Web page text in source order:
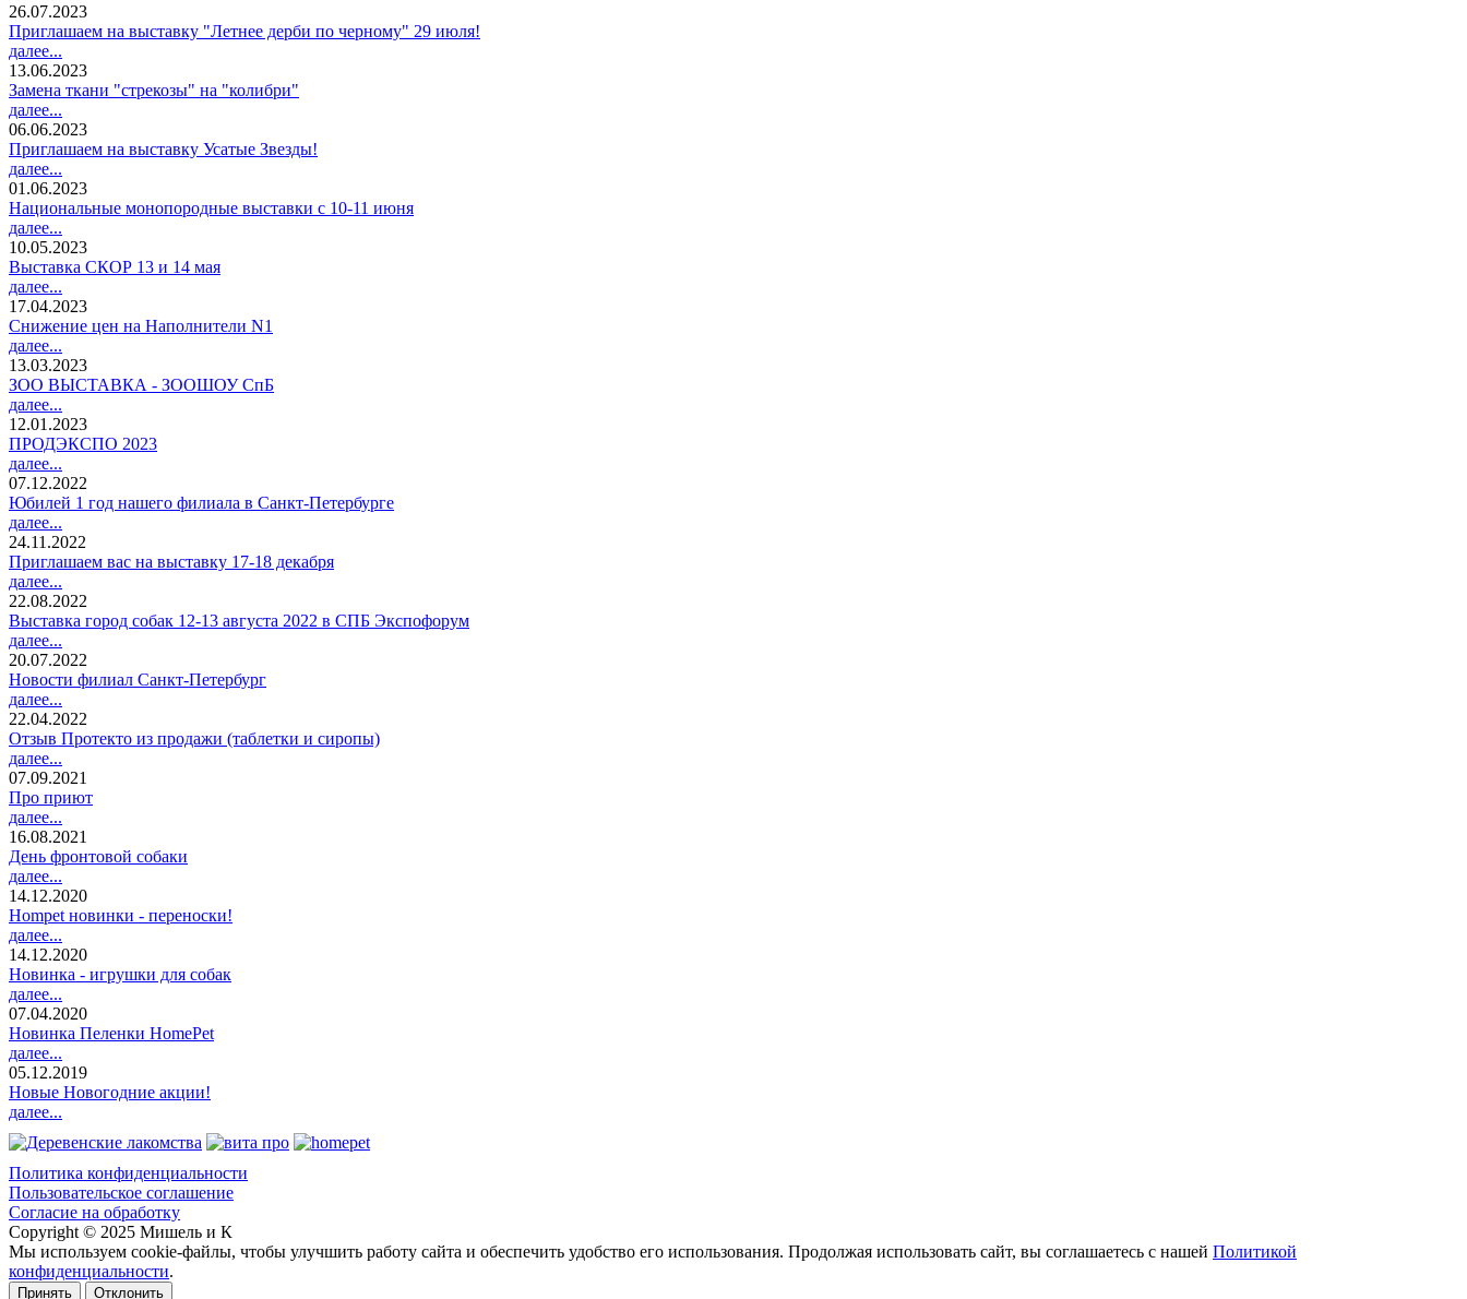
26.07.2023
Приглашаем на выставку "Летнее дерби по черному" 29 июля!
далее...
13.06.2023
Замена ткани "стрекозы" на "колибри"
далее...
06.06.2023
Приглашаем на выставку Усатые Звезды!
далее...
01.06.2023
Национальные монопородные выставки с 10-11 июня
далее...
10.05.2023
Выставка СКОР 13 и 14 мая
далее...
17.04.2023
Снижение цен на Наполнители N1
далее...
13.03.2023
ЗОО ВЫСТАВКА - ЗООШОУ СпБ
далее...
12.01.2023
ПРОДЭКСПО 2023
далее...
07.12.2022
Юбилей 1 год нашего филиала в Санкт-Петербурге
далее...
24.11.2022
Приглашаем вас на выставку 17-18 декабря
далее...
22.08.2022
Выставка город собак 12-13 августа 2022 в СПБ Экспофорум
далее...
20.07.2022
Новости филиал Санкт-Петербург
далее...
22.04.2022
Отзыв Протекто из продажи (таблетки и сиропы)
далее...
07.09.2021
Про приют
далее...
16.08.2021
День фронтовой собаки
далее...
14.12.2020
Hompet новинки - переноски!
далее...
14.12.2020
Новинка - игрушки для собак
далее...
07.04.2020
Новинка Пеленки HomePet
далее...
05.12.2019
Новые Новогодние акции!
далее...
Политика конфиденциальности
Пользовательское соглашение
Согласие на обработку
Copyright © 2025 Мишель и К
Мы используем cookie-файлы, чтобы улучшить работу сайта и обеспечить удобство его использования. Продолжая использовать сайт, вы соглашаетесь с нашей Политикой
конфиденциальности.
Принять Отклонить